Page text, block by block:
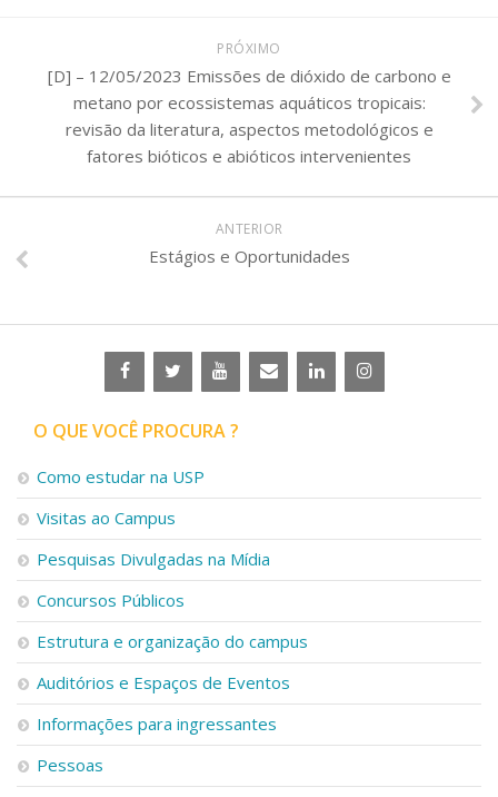
PRÓXIMO
[D] – 12/05/2023 Emissões de dióxido de carbono e
metano por ecossistemas aquáticos tropicais:
revisão da literatura, aspectos metodológicos e
fatores bióticos e abióticos intervenientes
ANTERIOR
Estágios e Oportunidades
O QUE VOCÊ PROCURA ?
Como estudar na USP
Visitas ao Campus
Pesquisas Divulgadas na Mídia
Concursos Públicos
Estrutura e organização do campus
Auditórios e Espaços de Eventos
Informações para ingressantes
Pessoas